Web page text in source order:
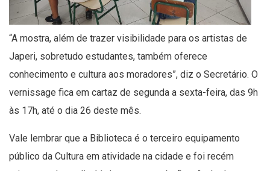
“A mostra, além de trazer visibilidade para os artistas de
Japeri, sobretudo estudantes, também oferece
conhecimento e cultura aos moradores”, diz o Secretário. O
vernissage fica em cartaz de segunda a sexta-feira, das 9h
às 17h, até o dia 26 deste mês.
Vale lembrar que a Biblioteca é o terceiro equipamento
público da Cultura em atividade na cidade e foi recém